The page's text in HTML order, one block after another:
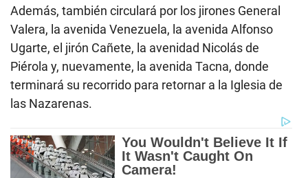
Además, también circulará por los jirones General
Valera, la avenida Venezuela, la avenida Alfonso
Ugarte, el jirón Cañete, la avenidad Nicolás de
Piérola y, nuevamente, la avenida Tacna, donde
terminará su recorrido para retornar a la Iglesia de
las Nazarenas.